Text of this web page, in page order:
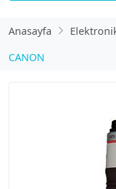
Anasayfa
CANON